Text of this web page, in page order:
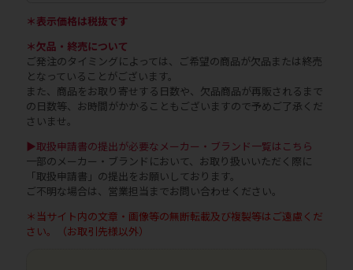
＊表示価格は税抜です
＊欠品・終売について
ご発注のタイミングによっては、ご希望の商品が欠品または終売
となっていることがございます。
また、商品をお取り寄せする日数や、欠品商品が再販されるまで
の日数等、お時間がかかることもございますので予めご了承くだ
さいませ。
▶取扱申請書の提出が必要なメーカー・ブランド一覧はこちら
一部のメーカー・ブランドにおいて、お取り扱いいただく際に
「取扱申請書」の提出をお願いしております。
ご不明な場合は、営業担当までお問い合わせください。
＊当サイト内の文章・画像等の無断転載及び複製等はご遠慮くだ
さい。（お取引先様以外）